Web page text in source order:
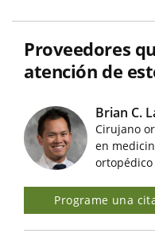
Proveedores
atención de
Imágenes de
Brian C.
Cirujano
en
ortopédico
Programe una